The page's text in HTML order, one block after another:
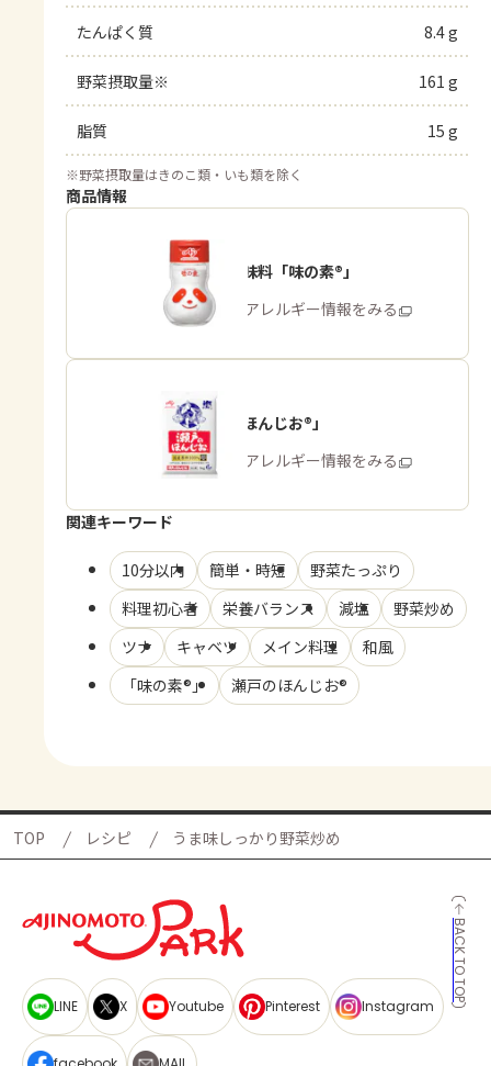
たんぱく質 8.4 g
野菜摂取量※ 161 g
脂質 15 g
※野菜摂取量はきのこ類・いも類を除く
商品情報
うま味調味料「味の素®」
商品・アレルギー情報をみる
「瀬戸のほんじお®」
商品・アレルギー情報をみる
関連キーワード
10分以内 簡単・時短
野菜たっぷり
料理初心者
栄養バランス 減塩
野菜炒め
ツナ
キャベツ メイン料理
和風
「味の素®」
瀬戸のほんじお®
TOP レシピ うま味しっかり野菜炒め
BACK TO TOP
LINE X Youtube Pinterest Instagram